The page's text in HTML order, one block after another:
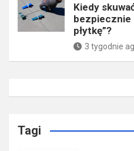
Kiedy
bezpiecznie
płytkę”?
3 tygodnie
Tagi